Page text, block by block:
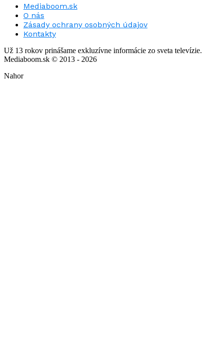
Mediaboom.sk
O nás
Zásady ochrany osobných údajov
Kontakty
Už 13 rokov prinášame exkluzívne informácie zo sveta televízie.
Mediaboom.sk © 2013 - 2026
Nahor